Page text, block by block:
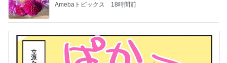
Amebaトピックス 18時間前